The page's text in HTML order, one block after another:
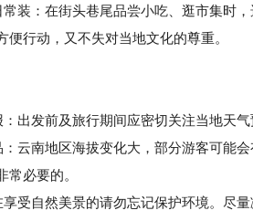
：在街头巷尾品尝小吃、逛市集时，
便行动，又不失对当地文化的尊重。
出发前及旅行期间应密切关注当地天气
南地区海拔变化大，部分游客可能会
常必要的。
自然美景的请勿忘记保护环境。尽量